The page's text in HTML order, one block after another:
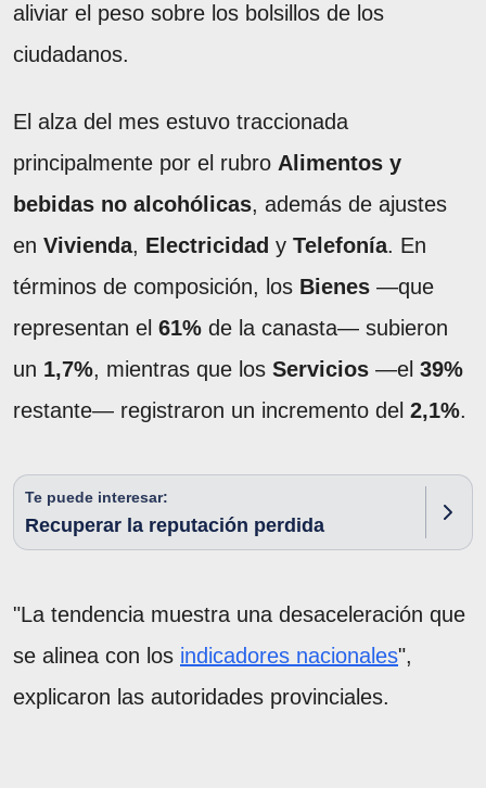
aliviar el peso sobre los bolsillos de los
ciudadanos.
El alza del mes estuvo traccionada
principalmente por el rubro Alimentos y
bebidas no alcohólicas, además de ajustes
en Vivienda, Electricidad y Telefonía. En
términos de composición, los Bienes —que
representan el 61% de la canasta— subieron
un 1,7%, mientras que los Servicios —el 39%
restante— registraron un incremento del 2,1%.
Te puede interesar:
Recuperar la reputación perdida
"La tendencia muestra una desaceleración que
se alinea con los indicadores nacionales",
explicaron las autoridades provinciales.